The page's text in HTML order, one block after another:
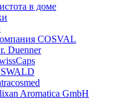
в доме
COSVAL
Duenner
Aromatica GmbH